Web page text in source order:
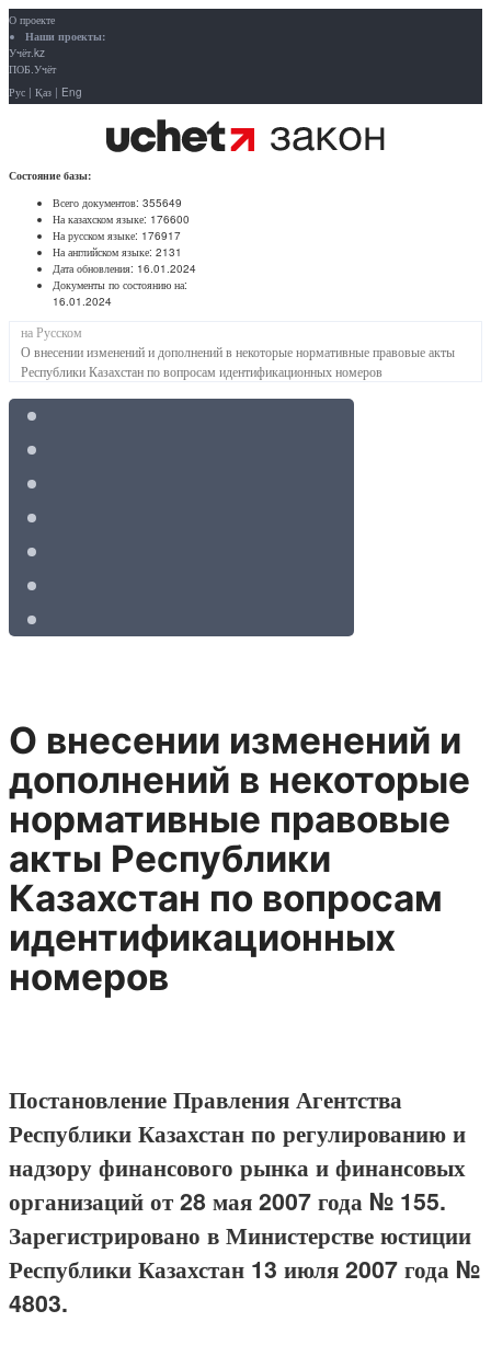
О проекте
Наши проекты:
Учёт.kz
ПОБ.Учёт
Рус | Қаз | Eng
Состояние базы:
Всего документов: 355649
На казахском языке: 176600
На русском языке: 176917
На английском языке: 2131
Дата обновления: 16.01.2024
Документы по состоянию на:
16.01.2024
на Русском
О внесении изменений и дополнений в некоторые нормативные правовые акты
Республики Казахстан по вопросам идентификационных номеров
О внесении изменений и
дополнений в некоторые
нормативные правовые
акты Республики
Казахстан по вопросам
идентификационных
номеров
Постановление Правления Агентства
Республики Казахстан по регулированию и
надзору финансового рынка и финансовых
организаций от 28 мая 2007 года № 155.
Зарегистрировано в Министерстве юстиции
Республики Казахстан 13 июля 2007 года №
4803.